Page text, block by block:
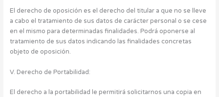
El derecho de oposición es el derecho del titular a que no se lleve
a cabo el tratamiento de sus datos de carácter personal o se cese
en el mismo para determinadas finalidades. Podrá oponerse al
tratamiento de sus datos indicando las finalidades concretas
objeto de oposición.
V. Derecho de Portabilidad:
El derecho a la portabilidad le permitirá solicitarnos una copia en